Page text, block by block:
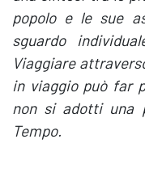
popolo e le sue
sguardo
Viaggiare
in viaggio può far
non si adotti una
Tempo.